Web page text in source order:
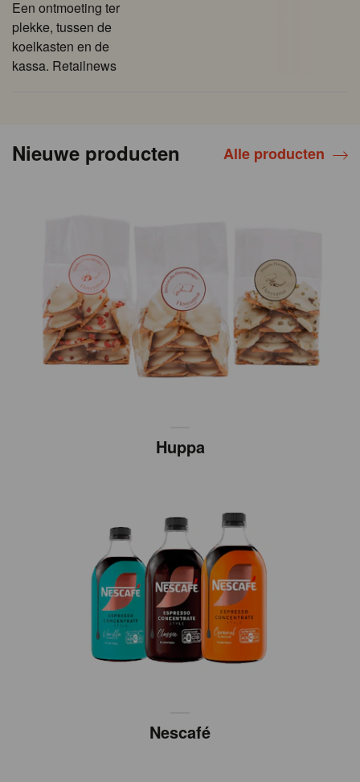
Een ontmoeting ter
plekke, tussen de
koelkasten en de
kassa. Retailnews
Nieuwe producten Alle producten
Huppa
Nescafé